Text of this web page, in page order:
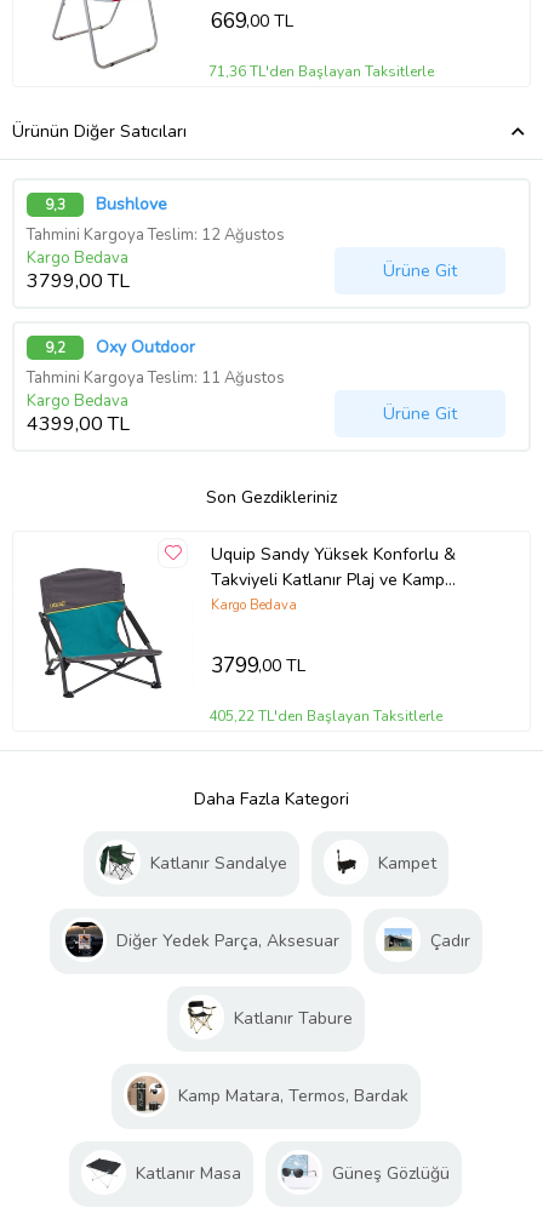
669,00 TL
71,36 TL'den Başlayan Taksitlerle
Ürünün Diğer Satıcıları
9,3 Bushlove
Tahmini Kargoya Teslim: 12 Ağustos
Kargo Bedava
3799,00 TL Ürüne Git
9,2 Oxy Outdoor
Tahmini Kargoya Teslim: 11 Ağustos
Kargo Bedava
4399,00 TL Ürüne Git
Son Gezdikleriniz
Uquip Sandy Yüksek Konforlu &
Takviyeli Katlanır Plaj ve Kamp
Sandalyesi
Kargo Bedava
3799,00 TL
405,22 TL'den Başlayan Taksitlerle
Daha Fazla Kategori
Katlanır Sandalye Kampet
Diğer Yedek Parça, Aksesuar Çadır
Katlanır Tabure
Kamp Matara, Termos, Bardak
Katlanır Masa Güneş Gözlüğü